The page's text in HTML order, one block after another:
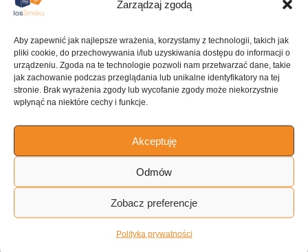
Zarządzaj zgodą
Aby zapewnić jak najlepsze wrażenia, korzystamy z technologii, takich jak
pliki cookie, do przechowywania i/lub uzyskiwania dostępu do informacji o
urządzeniu. Zgoda na te technologie pozwoli nam przetwarzać dane, takie
jak zachowanie podczas przeglądania lub unikalne identyfikatory na tej
stronie. Brak wyrażenia zgody lub wycofanie zgody może niekorzystnie
wpłynąć na niektóre cechy i funkcje.
Akceptuję
Odmów
Zobacz preferencje
Polityka prywatności
KUCHNIA
Inne
ILOŚĆ PORCJI
~3 porcje